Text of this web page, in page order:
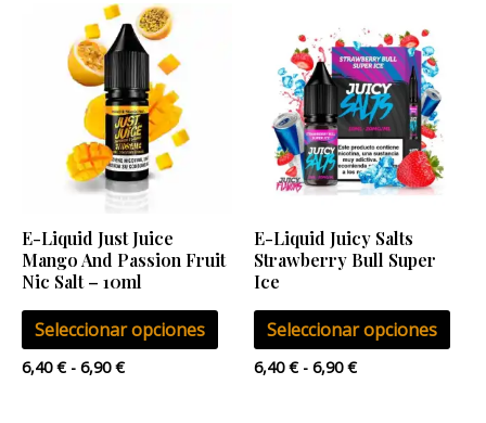
E-Liquid Just Juice
Mango And Passion Fruit
Nic Salt – 10ml
Seleccionar opciones
múltiples
variantes.
opciones
pueden
elegir
en
página
6,40€ - 6,90€
Rango
de
precios:
desde
6,40 €
hasta
6,90 €
E-Liquid Juicy Salts
Strawberry Bull Super
Ice
Seleccionar opciones
en
6,40€ - 6,90€
de
precios:
desde
6,40 €
hasta
6,90 €